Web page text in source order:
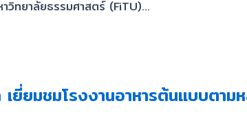
ทยาลัยธรรมศาสตร์ (FiTU)...
ยมชมโรงงานอาหารต้นแบบตา